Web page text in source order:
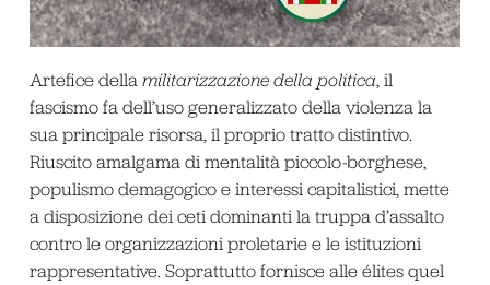
Artefice della militarizzazione della politica, il
fascismo fa dell’uso generalizzato della violenza la
sua principale risorsa, il proprio tratto distintivo.
Riuscito amalgama di mentalità piccolo-borghese,
populismo demagogico e interessi capitalistici, mette
a disposizione dei ceti dominanti la truppa d’assalto
contro le organizzazioni proletarie e le istituzioni
rappresentative. Soprattutto fornisce alle élites quel